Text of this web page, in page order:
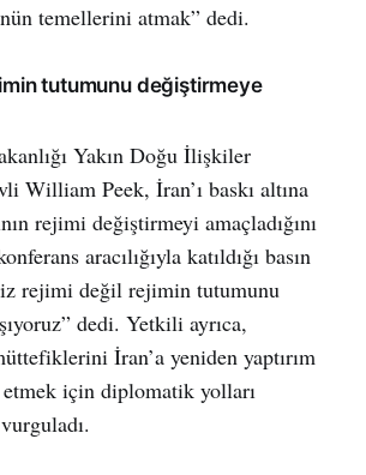
temellerini atmak” dedi.
tutumunu değiştirmeye
Yakın Doğu İlişkiler
William Peek, İran’ı baskı altına
rejimi değiştirmeyi amaçladığını
aracılığıyla katıldığı basın
rejimi değil rejimin tutumunu
dedi. Yetkili ayrıca,
İran’a yeniden yaptırım
için diplomatik yolları